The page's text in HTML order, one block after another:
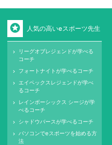
stars 人気の高いeスポーツ先生
keyboard_arrow_right
リーグオブレジェンドが学べる
コーチ
keyboard_arrow_right フォートナイトが学べるコーチ
keyboard_arrow_right
エイペックスレジェンドが学べ
るコーチ
keyboard_arrow_right
レインボーシックス シージが学
べるコーチ
keyboard_arrow_right シャドウバースが学べるコーチ
keyboard_arrow_right
パソコンでeスポーツを始める方
法